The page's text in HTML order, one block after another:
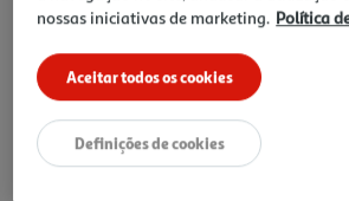
10,58 €
Notas de preparação
nossas iniciativas de marketing. Política
Aceitar todos os cookies
Definições de cookies